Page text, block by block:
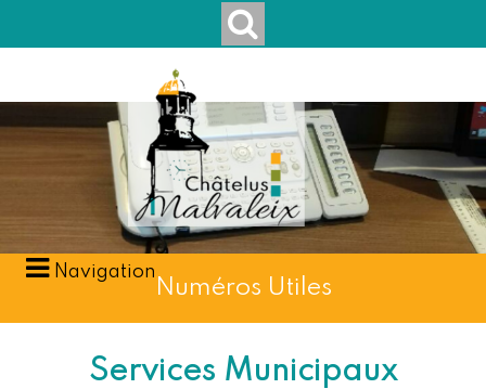
Navigation
Numéros Utiles
Services Municipaux